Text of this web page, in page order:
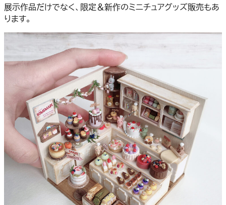
展示作品だけでなく、限定＆新作のミニチュアグッズ販売もあ
ります。